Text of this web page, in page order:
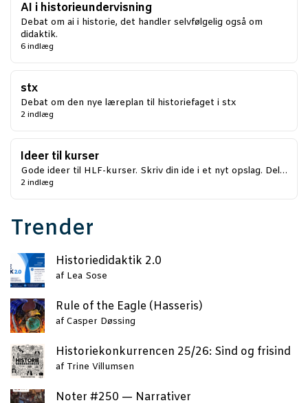
AI i historieundervisning
Debat om ai i historie, det handler selvfølgelig også om
didaktik.
6 indlæg
stx
Debat om den nye læreplan til historiefaget i stx
2 indlæg
Ideer til kurser
Gode ideer til HLF-kurser. Skriv din ide i et nyt opslag. Del…
2 indlæg
Trender
Histo­ri­e­di­dak­tik 2.0
af Lea Sose
Rule of the Eag­le (Has­se­ris)
af Casper Døssing
Histo­rie­kon­kur­ren­cen 25/26: Sind og frisind
af Trine Villumsen
Noter #250 — Narrativer